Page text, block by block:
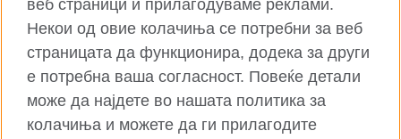
Британски совет на глобално ниво
Приватност и услови
Колачиња
веб страници и прилагодуваме реклами.
Некои од овие колачиња се потребни за веб
страницата да функционира, додека за други
е потребна ваша согласност. Повеќе детали
може да најдете во нашата политика за
колачиња и можете да ги прилагодите